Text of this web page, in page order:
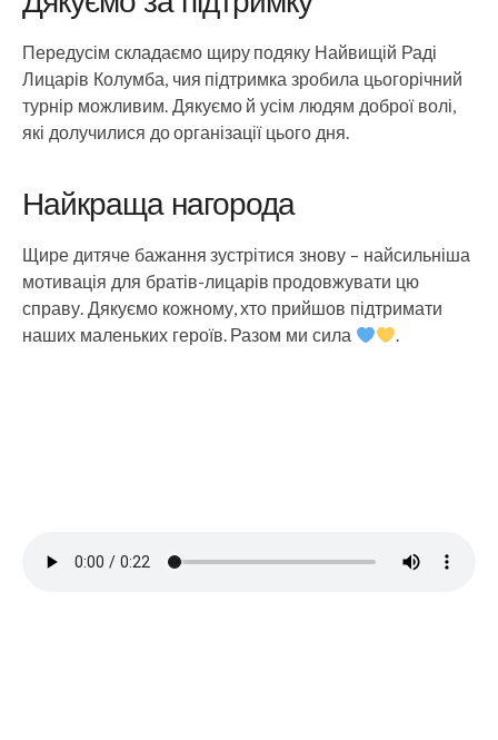
Передусім складаємо щиру подяку Найвищій Раді
Лицарів Колумба, чия підтримка зробила цьогорічний
турнір можливим. Дякуємо й усім людям доброї волі,
які долучилися до організації цього дня.
Найкраща нагорода
Щире дитяче бажання зустрітися знову – найсильніша
мотивація для братів-лицарів продовжувати цю
справу. Дякуємо кожному, хто прийшов підтримати
наших маленьких героїв. Разом ми сила
.